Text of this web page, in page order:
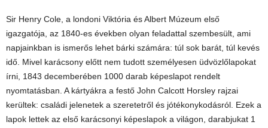
Sir Henry Cole, a londoni Viktória és Albert Múzeum első
igazgatója, az 1840-es években olyan feladattal szembesült, ami
napjainkban is ismerős lehet bárki számára: túl sok barát, túl kevés
idő. Mivel karácsony előtt nem tudott személyesen üdvözlőlapokat
írni, 1843 decemberében 1000 darab képeslapot rendelt
nyomtatásban. A kártyákra a festő John Calcott Horsley rajzai
kerültek: családi jelenetek a szeretetről és jótékonykodásról. Ezek a
lapok lettek az első karácsonyi képeslapok a világon, darabjukat 1